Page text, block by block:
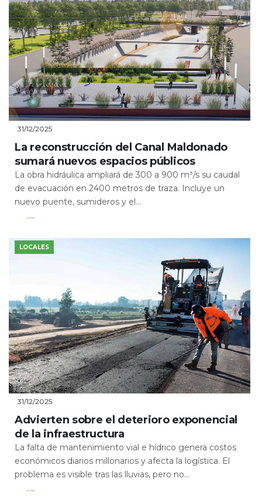
31/12/2025
La reconstrucción del Canal Maldonado
sumará nuevos espacios públicos
La obra hidráulica ampliará de 300 a 900 m³/s su caudal
de evacuación en 2400 metros de traza. Incluye un
nuevo puente, sumideros y el...
Leer Más
LOCALES
31/12/2025
Advierten sobre el deterioro exponencial
de la infraestructura
La falta de mantenimiento vial e hídrico genera costos
económicos diarios millonarios y afecta la logística. El
problema es visible tras las lluvias, pero no...
Leer Más